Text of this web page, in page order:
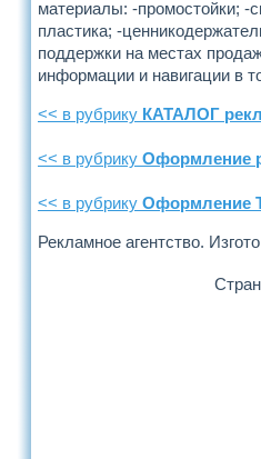
материалы: -промостойки;
пластика; -
поддержки на местах
информации и навигации в
<< в рубрику КАТАЛОГ
<< в рубрику Оформление
<< в рубрику Оформление
Рекламное агентство.